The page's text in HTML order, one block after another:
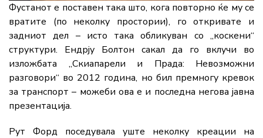
Фустанот е поставен така што, кога повторно ќе му се
вратите (по неколку простории), го откривате и
задниот дел – исто така обликуван со „коскени“
структури. Ендрју Болтон сакал да го вклучи во
изложбата „Скиапарели и Прада: Невозможни
разговори“ во 2012 година, но бил премногу кревок
за транспорт – можеби ова е и последна негова јавна
презентација.
Рут Форд поседувала уште неколку креации на